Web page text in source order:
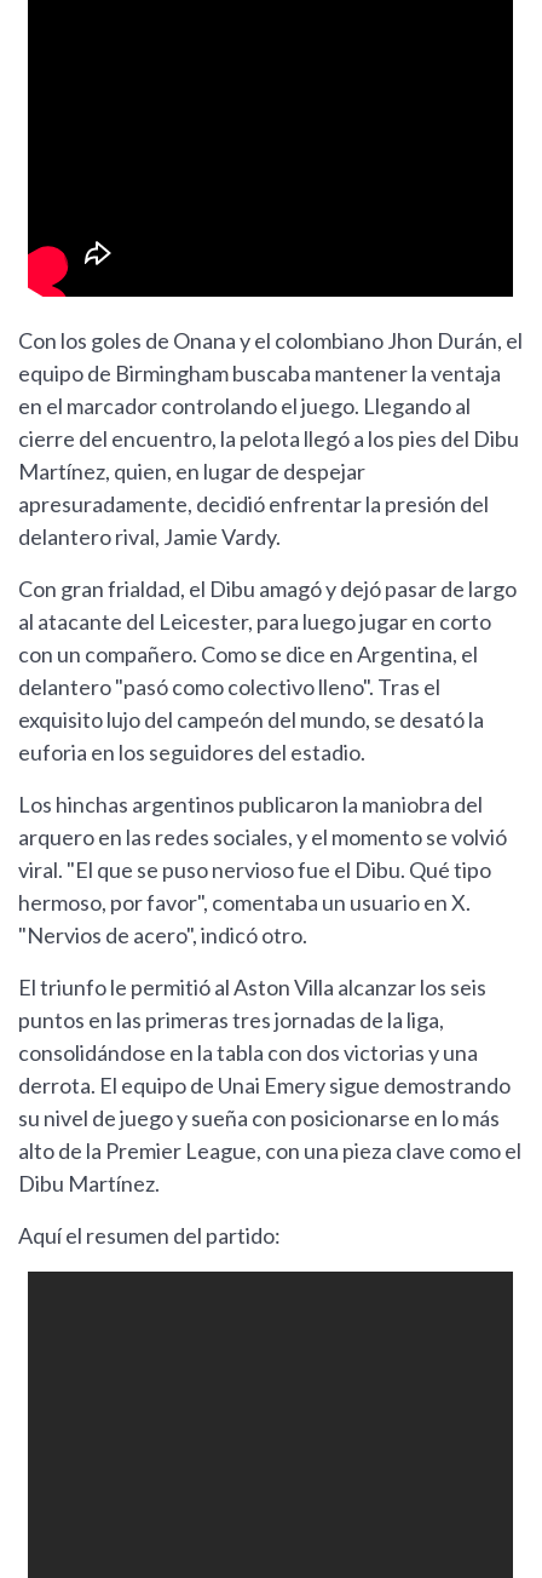
Con los goles de Onana y el colombiano Jhon Durán, el
equipo de Birmingham buscaba mantener la ventaja
en el marcador controlando el juego. Llegando al
cierre del encuentro, la pelota llegó a los pies del Dibu
Martínez, quien, en lugar de despejar
apresuradamente, decidió enfrentar la presión del
delantero rival, Jamie Vardy.
Con gran frialdad, el Dibu amagó y dejó pasar de largo
al atacante del Leicester, para luego jugar en corto
con un compañero. Como se dice en Argentina, el
delantero "pasó como colectivo lleno". Tras el
exquisito lujo del campeón del mundo, se desató la
euforia en los seguidores del estadio.
Los hinchas argentinos publicaron la maniobra del
arquero en las redes sociales, y el momento se volvió
viral. "El que se puso nervioso fue el Dibu. Qué tipo
hermoso, por favor", comentaba un usuario en X.
"Nervios de acero", indicó otro.
El triunfo le permitió al Aston Villa alcanzar los seis
puntos en las primeras tres jornadas de la liga,
consolidándose en la tabla con dos victorias y una
derrota. El equipo de Unai Emery sigue demostrando
su nivel de juego y sueña con posicionarse en lo más
alto de la Premier League, con una pieza clave como el
Dibu Martínez.
Aquí el resumen del partido: